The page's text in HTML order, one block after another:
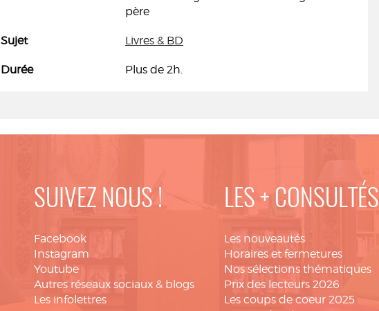
père
Sujet Livres & BD
Durée Plus de 2h.
SUIVEZ NOUS !
Facebook
Instagram
Youtube
Autres réseaux sociaux & blogs
Les infolettres
LES + CONSULTÉS
Les nouveautés
Horaires et fermetures
Nos sélections thématiques
Prix des lecteurs 2026
Les coups de coeur 2025